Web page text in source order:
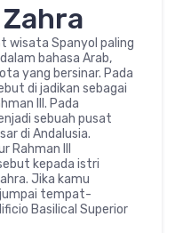
wisata Spanyol paling
bahasa Arab,
yang bersinar. Pada
di jadikan sebagai
III. Pada
sebuah pusat
di Andalusia.
Rahman III
kepada istri
Jika kamu
tempat-
Basilical Superior